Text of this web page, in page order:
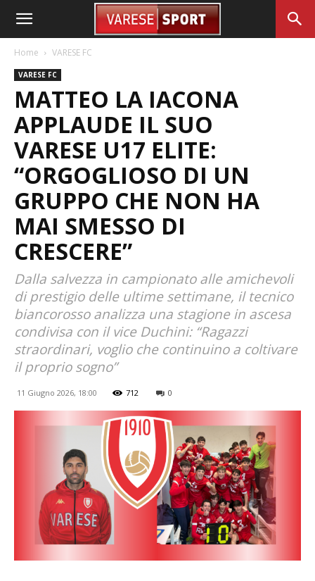
Home VARESE FC
VARESE FC
MATTEO LA IACONA
APPLAUDE IL SUO
VARESE U17 ELITE:
“ORGOGLIOSO DI UN
GRUPPO CHE NON HA
MAI SMESSO DI
CRESCERE”
Dalla salvezza in campionato alle amichevoli
di prestigio delle ultime settimane, il tecnico
biancorosso analizza una stagione in ascesa
condivisa con il vice Duchini: “Ragazzi
straordinari, voglio che continuino a coltivare
il proprio sogno”
11 Giugno 2026, 18:00 712 0